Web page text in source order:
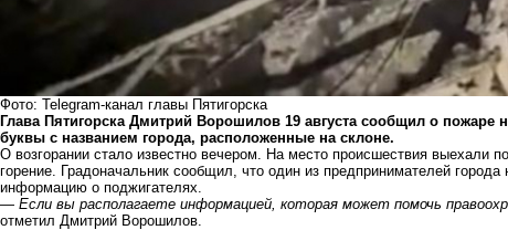
Фото: Telegram-канал главы Пятигорска
Глава Пятигорска Дмитрий Ворошилов 19 августа сообщил о пожаре
буквы с названием города, расположенные на склоне.
О возгорании стало известно вечером. На место происшествия выехали
горение. Градоначальник сообщил, что один из предпринимателей
информацию о поджигателях.
— Если вы располагаете информацией, которая может помочь
отметил Дмитрий Ворошилов.